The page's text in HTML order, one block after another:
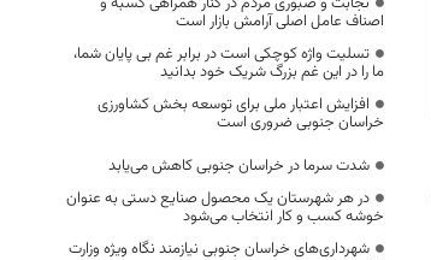
اصناف عامل اصلی آرامش بازار است
تسلیت واژه کوچکی است در برابر غم بی پایان شما،
ما را در این غم بزرگ شریک خود بدانید
افزایش اعتبار ملی برای توسعه بخش کشاورزی
خراسان جنوبی ضروری است
شدت سرما در خراسان جنوبی کاهش می‌یابد
در هر شهرستان یک محصول صنایع دستی به عنوان
خوشه کسب و کار انتخاب می‌شود
شهرداری‌های خراسان جنوبی نیازمند نگاه ویژه وزارت